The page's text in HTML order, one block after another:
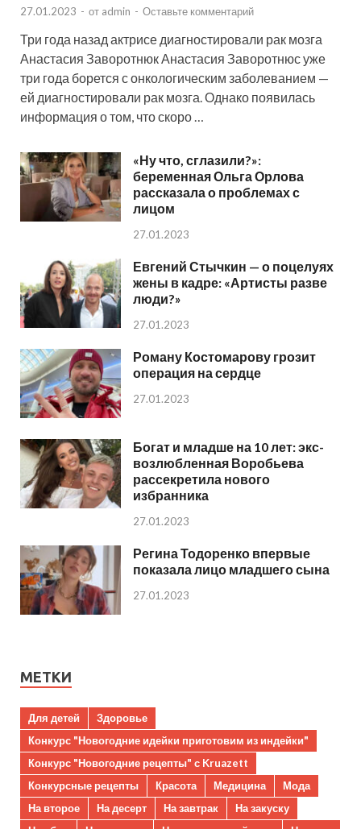
27.01.2023 - от admin - Оставьте комментарий
Три года назад актрисе диагностировали рак мозга
Анастасия Заворотнюк Анастасия Заворотнюс уже
три года борется с онкологическим заболеванием —
ей диагностировали рак мозга. Однако появилась
информация о том, что скоро …
«Ну что, сглазили?»:
беременная Ольга Орлова
рассказала о проблемах с
лицом
27.01.2023
Евгений Стычкин — о поцелуях
жены в кадре: «Артисты разве
люди?»
27.01.2023
Роману Костомарову грозит
операция на сердце
27.01.2023
Богат и младше на 10 лет: экс-
возлюбленная Воробьева
рассекретила нового
избранника
27.01.2023
Регина Тодоренко впервые
показала лицо младшего сына
27.01.2023
МЕТКИ
Для детей
Здоровье
Конкурс "Новогодние идейки приготовим из индейки"
Конкурс "Новогодние рецепты" с Kruazett
Конкурсные рецепты
Красота Медицина
Мода
На второе
На десерт На завтрак
На закуску